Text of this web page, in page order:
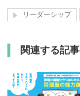
リーダーシップ
関連する記事